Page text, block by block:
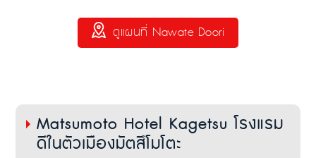
ดูแผนที่ Nawate Doori
Matsumoto Hotel Kagetsu โรงแรม
ดีในตัวเมืองมัตสึโมโตะ